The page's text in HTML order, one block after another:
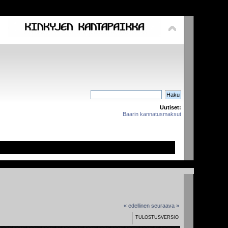
Uutiset:
Baarin kannatusmaksut
« edellinen seuraava »
TULOSTUSVERSIO